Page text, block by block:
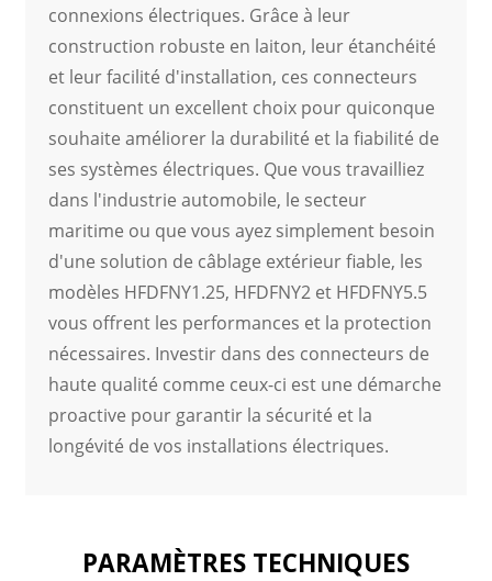
connexions électriques. Grâce à leur
construction robuste en laiton, leur étanchéité
et leur facilité d'installation, ces connecteurs
constituent un excellent choix pour quiconque
souhaite améliorer la durabilité et la fiabilité de
ses systèmes électriques. Que vous travailliez
dans l'industrie automobile, le secteur
maritime ou que vous ayez simplement besoin
d'une solution de câblage extérieur fiable, les
modèles HFDFNY1.25, HFDFNY2 et HFDFNY5.5
vous offrent les performances et la protection
nécessaires. Investir dans des connecteurs de
haute qualité comme ceux-ci est une démarche
proactive pour garantir la sécurité et la
longévité de vos installations électriques.
PARAMÈTRES TECHNIQUES